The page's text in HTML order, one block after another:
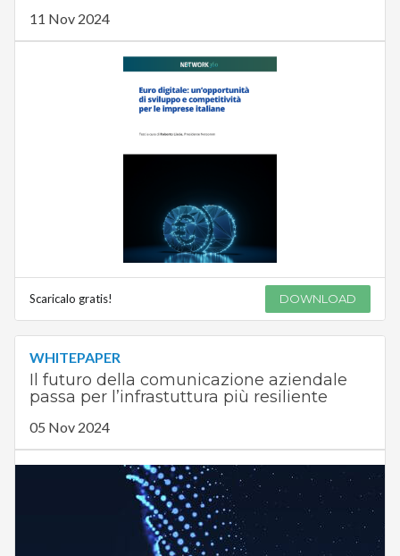
11 Nov 2024
Scaricalo gratis! DOWNLOAD
WHITEPAPER
Il futuro della comunicazione aziendale
passa per l’infrastuttura più resiliente
05 Nov 2024